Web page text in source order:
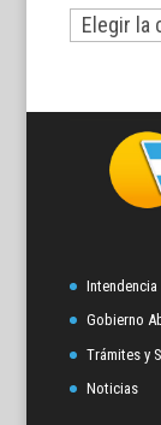
Por
temas
Intendencia
Gobierno
Trámites y
Noticias